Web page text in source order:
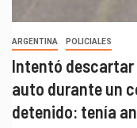
ARGENTINA POLICIALES
Intentó
auto durante un
detenido: tenía